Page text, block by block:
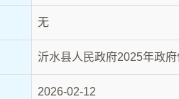
无
沂水县人民政府2025年政
2026-02-12